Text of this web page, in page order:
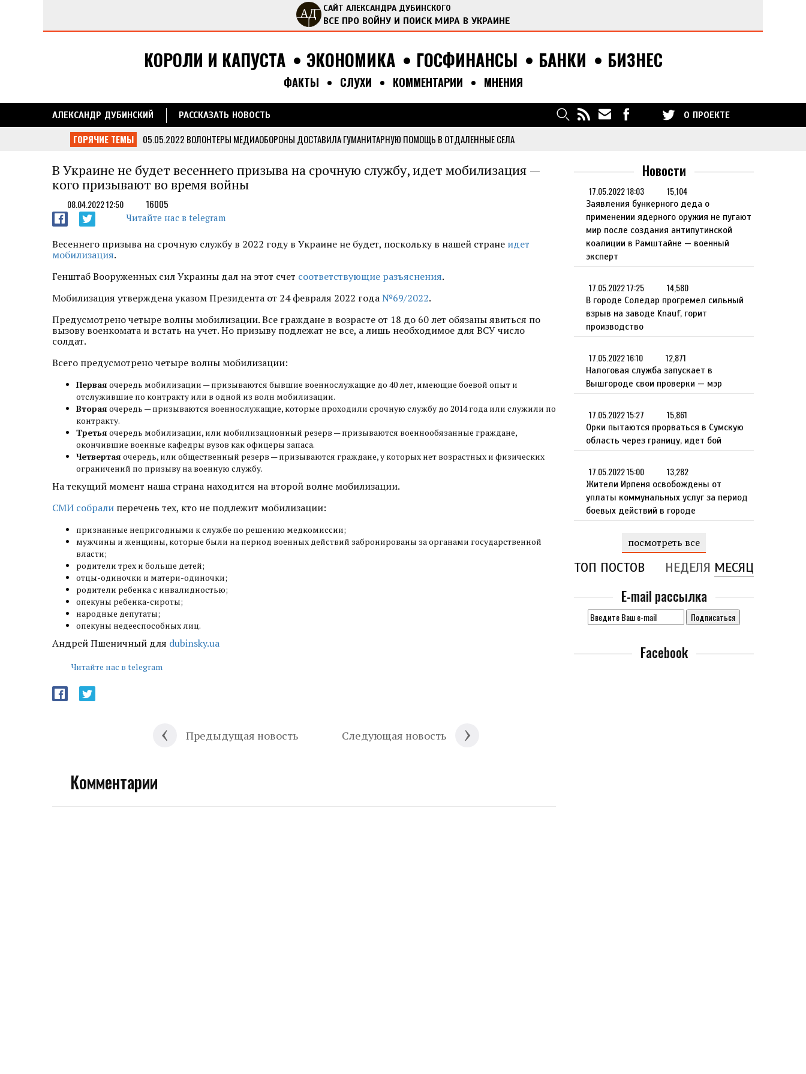
САЙТ АЛЕКСАНДРА ДУБИНСКОГО
ВСЕ ПРО ВОЙНУ И ПОИСК МИРА В УКРАИНЕ
КОРОЛИ И КАПУСТА ЭКОНОМИКА ГОСФИНАНСЫ БАНКИ БИЗНЕС
ФАКТЫ СЛУХИ КОММЕНТАРИИ МНЕНИЯ
АЛЕКСАНДР ДУБИНСКИЙ РАССКАЗАТЬ НОВОСТЬ О ПРОЕКТЕ
Форма поиска
ГОРЯЧИЕ ТЕМЫ 05.05.2022 ВОЛОНТЕРЫ МЕДИАОБОРОНЫ ДОСТАВИЛА ГУМАНИТАРНУЮ ПОМОЩЬ В ОТДАЛЕННЫЕ СЕЛА
ДУБИНСКИЙ ВМЕСТЕ С АКТИВИСТАМИ МЕДИАОБОРОНЫ ПРИВЕЗ ГУМАНИТАРНУЮ ПОМОЩЬ В КИЕВСКУЮ
ОБЛАСТЬ...
05.05.2022МЕДИАОБОРОНА ПЕРЕДАЛА В НАЦПОЛИЦИЮ МНОГО ГУМАНИТАРНОЙ ПОМОЩИ ИЗ ИТАЛИИ
11.05.2022
27.04.2022 МЕДИАОБОРОНА ПОМОГЛА ВСУ НАЙТИ АВТО ДЛЯ ФРОНТА И РАЗЫСКИВАЕТ ЕЩЕ ОДИН ПАРКЕТНИК ДЛЯ
УКРАИНСКИХ ВОИНОВ
В Украине не будет весеннего призыва на срочную службу, идет мобилизация —
кого призывают во время войны
08.04.2022 12:50 16005
Читайте нас в telegram
Весеннего призыва на срочную службу в 2022 году в Украине не будет, поскольку в нашей стране идет
мобилизация.
Генштаб Вооруженных сил Украины дал на этот счет соответствующие разъяснения.
Мобилизация утверждена указом Президента от 24 февраля 2022 года№69/2022.
Предусмотрено четыре волны мобилизации. Все граждане в возрасте от 18 до 60 лет обязаны явиться по
вызову военкомата и встать на учет. Но призыву подлежат не все, а лишь необходимое для ВСУ число
солдат.
Всего предусмотрено четыре волны мобилизации:
Первая очередь мобилизации — призываются бывшие военнослужащие до 40 лет, имеющие боевой опыт и
отслужившие по контракту или в одной из волн мобилизации.
Вторая очередь — призываются военнослужащие, которые проходили срочную службу до 2014 года или служили по
контракту.
Третья очередь мобилизации, или мобилизационный резерв — призываются военнообязанные граждане,
окончившие военные кафедры вузов как офицеры запаса.
Четвертая очередь, или общественный резерв — призываются граждане, у которых нет возрастных и физических
ограничений по призыву на военную службу.
На текущий момент наша страна находится на второй волне мобилизации.
СМИ собрали перечень тех, кто не подлежит мобилизации:
признанные непригодными к службе по решению медкомиссии;
мужчины и женщины, которые были на период военных действий забронированы за органами государственной
власти;
родители трех и больше детей;
отцы-одиночки и матери-одиночки;
родители ребенка с инвалидностью;
опекуны ребенка-сироты;
народные депутаты;
опекуны недееспособных лиц.
Андрей Пшеничный для dubinsky.ua
Предыдущая новость Следующая новость
Читайте нас в telegram
Комментарии
Новости
17.05.2022 18:03 15,104
Заявления бункерного деда о
применении ядерного оружия не пугают
мир после создания антипутинской
коалиции в Рамштайне — военный
эксперт
17.05.2022 17:25 14,580
В городе Соледар прогремел сильный
взрыв на заводе Knauf, горит
производство
17.05.2022 16:10 12,871
Налоговая служба запускает в
Вышгороде свои проверки — мэр
17.05.2022 15:27 15,861
Орки пытаются прорваться в Сумскую
область через границу, идет бой
17.05.2022 15:00 13,282
Жители Ирпеня освобождены от
уплаты коммунальных услуг за период
боевых действий в городе
посмотреть все
ТОП ПОСТОВ НЕДЕЛЯ МЕСЯЦ
E-mail рассылка
Facebook